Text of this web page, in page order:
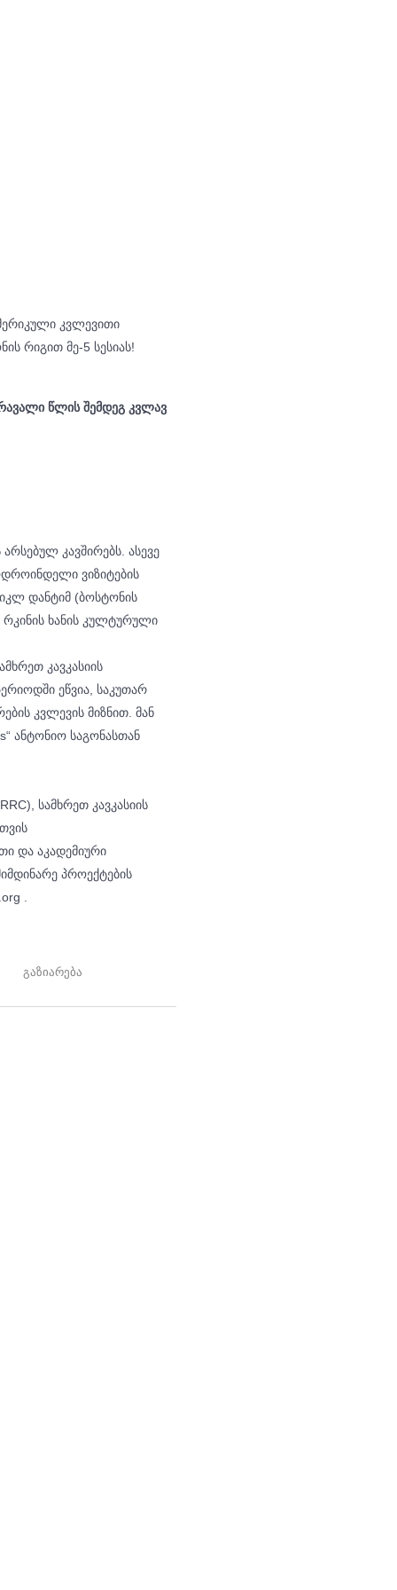
კვლევითი
რიგით მე-5 სესიას!
წლის შემდეგ კვლავ
კავშირებს. ასევე
ვიზიტების
დანტიმ (ბოსტონის
რკინის ხანის კულტურული
კავკასიის
ეწვია, საკუთარ
კვლევის მიზნით. მან
ანტონიო საგონასთან
სამხრეთ კავკასიის
და აკადემიური
პროექტების
.
გაზიარება